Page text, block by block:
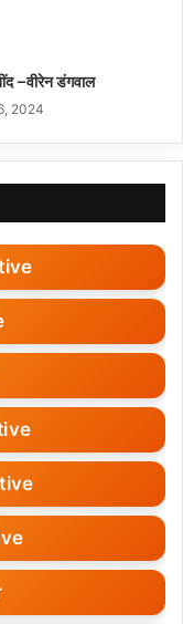
–वीरेन डंगवाल
2024